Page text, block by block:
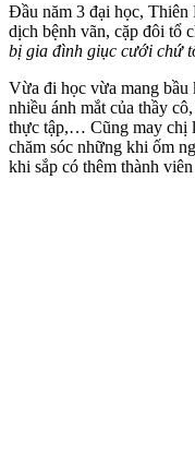
Đầu năm 3 đại học,
dịch bệnh vãn, cặp đôi tổ
bị gia đình giục cưới chứ
Vừa đi học vừa mang bầu
nhiều ánh mắt của thầy
thực tập,… Cũng may chị
chăm sóc những khi ốm
khi sắp có thêm thành